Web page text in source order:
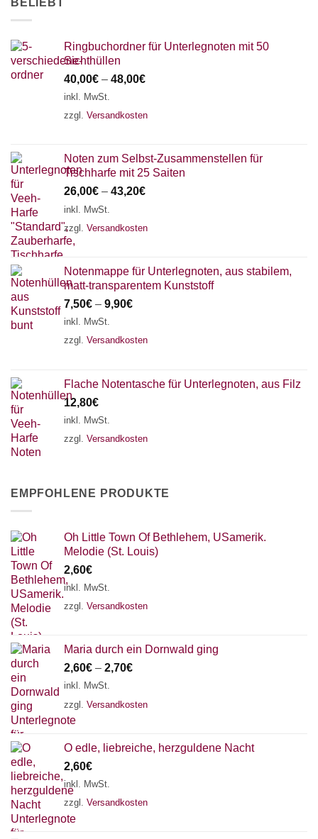
BELIEBT
Ringbuchordner für Unterlegnoten mit 50
Sichthüllen
40,00€ – 48,00€
inkl. MwSt.
zzgl. Versandkosten
Noten zum Selbst-Zusammenstellen für
Tischharfe mit 25 Saiten
26,00€ – 43,20€
inkl. MwSt.
zzgl. Versandkosten
Notenmappe für Unterlegnoten, aus stabilem,
matt-transparentem Kunststoff
7,50€ – 9,90€
inkl. MwSt.
zzgl. Versandkosten
Flache Notentasche für Unterlegnoten, aus Filz
12,80€
inkl. MwSt.
zzgl. Versandkosten
EMPFOHLENE PRODUKTE
Oh Little Town Of Bethlehem, USamerik.
Melodie (St. Louis)
2,60€
inkl. MwSt.
zzgl. Versandkosten
Maria durch ein Dornwald ging
2,60€ – 2,70€
inkl. MwSt.
zzgl. Versandkosten
O edle, liebreiche, herzguldene Nacht
2,60€
inkl. MwSt.
zzgl. Versandkosten